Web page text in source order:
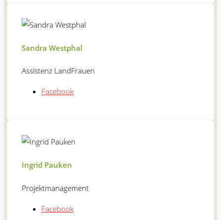
Sandra Westphal
Assistenz LandFrauen
Facebook
Ingrid Pauken
Projektmanagement
Facebook